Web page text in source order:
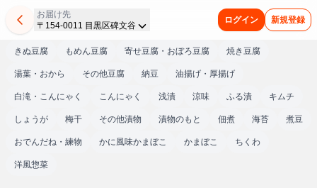
お届け先
〒154-0011 目黒区碑文谷
ログイン 新規登録
きぬ豆腐 もめん豆腐 寄せ豆腐・おぼろ豆腐 焼き豆腐
湯葉・おから その他豆腐 納豆 油揚げ・厚揚げ
白滝・こんにゃく こんにゃく 浅漬 涼味 ふる漬 キムチ
しょうが 梅干 その他漬物 漬物のもと 佃煮 海苔 煮豆
おでんだね・練物 かに風味かまぼこ かまぼこ ちくわ
洋風惣菜